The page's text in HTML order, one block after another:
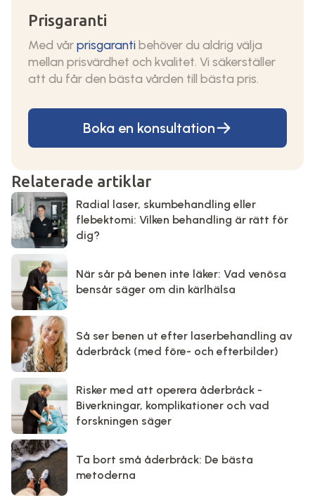
Prisgaranti
Med vårprisgarantibehöver du aldrig välja
mellan prisvärdhet och kvalitet. Vi säkerställer
att du får den bästa vården till bästa pris.
Boka en konsultation
Relaterade artiklar
Radial laser, skumbehandling eller
flebektomi: Vilken behandling är rätt för
dig?
När sår på benen inte läker: Vad venösa
bensår säger om din kärlhälsa
Så ser benen ut efter laserbehandling av
åderbråck (med före- och efterbilder)
Risker med att operera åderbråck -
Biverkningar, komplikationer och vad
forskningen säger
Ta bort små åderbråck: De bästa
metoderna